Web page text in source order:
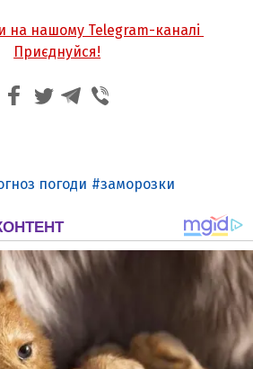
на нашому Telegram-каналі
Приєднуйся!
погоди заморозки